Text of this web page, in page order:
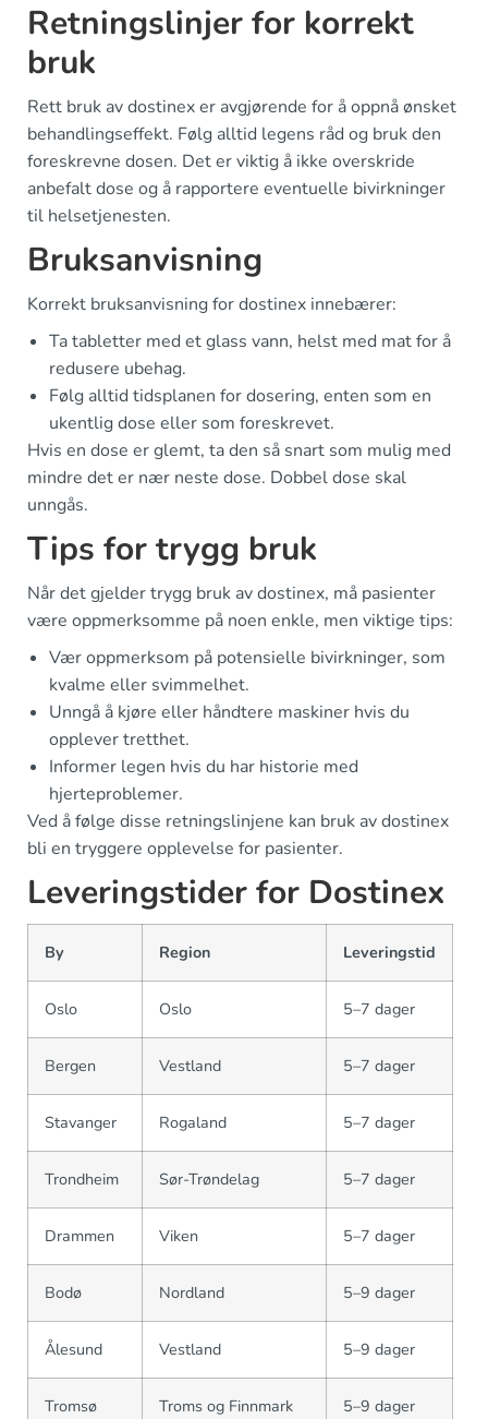
Retningslinjer for korrekt
bruk
Rett bruk av dostinex er avgjørende for å oppnå ønsket
behandlingseffekt. Følg alltid legens råd og bruk den
foreskrevne dosen. Det er viktig å ikke overskride
anbefalt dose og å rapportere eventuelle bivirkninger
til helsetjenesten.
Bruksanvisning
Korrekt bruksanvisning for dostinex innebærer:
Ta tabletter med et glass vann, helst med mat for å
redusere ubehag.
Følg alltid tidsplanen for dosering, enten som en
ukentlig dose eller som foreskrevet.
Hvis en dose er glemt, ta den så snart som mulig med
mindre det er nær neste dose. Dobbel dose skal
unngås.
Tips for trygg bruk
Når det gjelder trygg bruk av dostinex, må pasienter
være oppmerksomme på noen enkle, men viktige tips:
Vær oppmerksom på potensielle bivirkninger, som
kvalme eller svimmelhet.
Unngå å kjøre eller håndtere maskiner hvis du
opplever tretthet.
Informer legen hvis du har historie med
hjerteproblemer.
Ved å følge disse retningslinjene kan bruk av dostinex
bli en tryggere opplevelse for pasienter.
Leveringstider for Dostinex
By Region Leveringstid
Oslo Oslo 5–7 dager
Bergen Vestland 5–7 dager
Stavanger Rogaland 5–7 dager
Trondheim Sør-Trøndelag 5–7 dager
Drammen Viken 5–7 dager
Bodø Nordland 5–9 dager
Ålesund Vestland 5–9 dager
Tromsø Troms og Finnmark 5–9 dager